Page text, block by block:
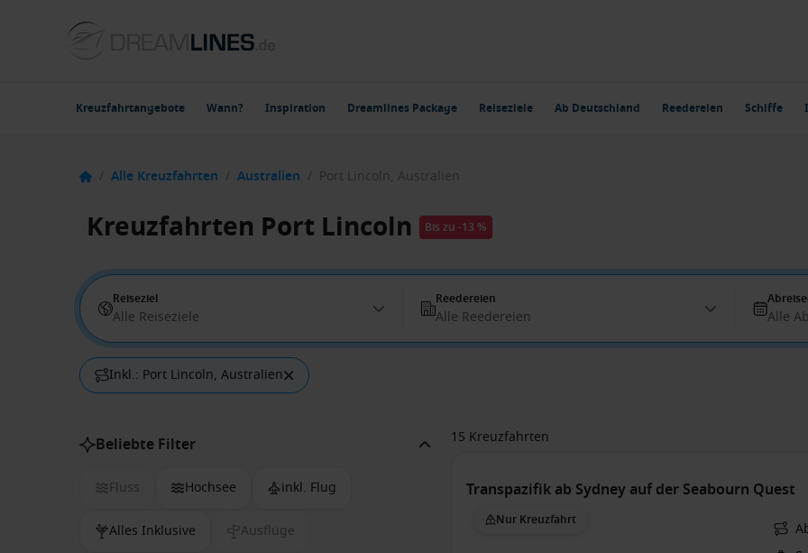
Kreuzfahrtangebote Wann? Inspiration Dreamlines Package Reiseziele Ab Deutschland Reedereien Schiffe
/ Alle Kreuzfahrten / Australien / Port Lincoln, Australien
Kreuzfahrten Port Lincoln Bis zu -13 %
Reiseziel
Alle Reiseziele
Reedereien
Alle Reedereien Alle
Inkl.: Port Lincoln, Australien
Beliebte Filter
Fluss Hochsee inkl. Flug
Alles Inklusive Ausflüge
15 Kreuzfahrten
Transpazifik ab Sydney auf der Seabourn Quest
Nur Kreuzfahrt